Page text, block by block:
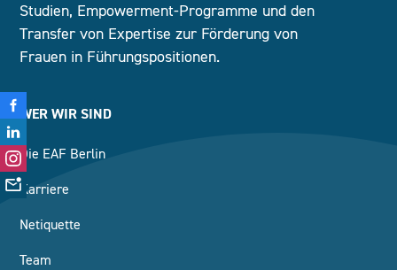
Studien, Empowerment-Programme und den
Transfer von Expertise zur Förderung von
Frauen in Führungspositionen.
WER WIR SIND
Die EAF Berlin
Karriere
Netiquette
Team